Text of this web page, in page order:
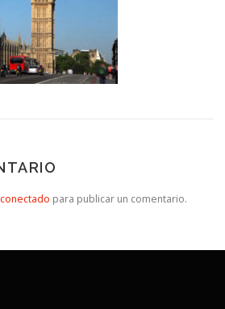
conectado para publicar un comentario.